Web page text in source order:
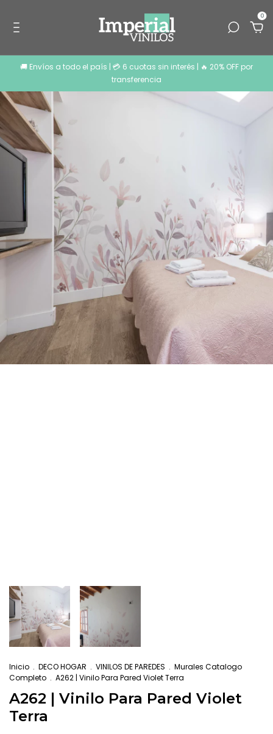
0
🚚 Envíos a todo el país | 💳 6 cuotas sin interés | 🔥 20% OFF por
transferencia
Inicio . DECO HOGAR . VINILOS DE PAREDES . Murales Catalogo
Completo . A262 | Vinilo Para Pared Violet Terra
A262 | Vinilo Para Pared Violet
Terra